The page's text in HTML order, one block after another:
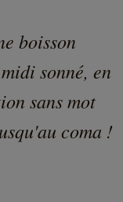
boisson
sonné, en
sans mot
coma !